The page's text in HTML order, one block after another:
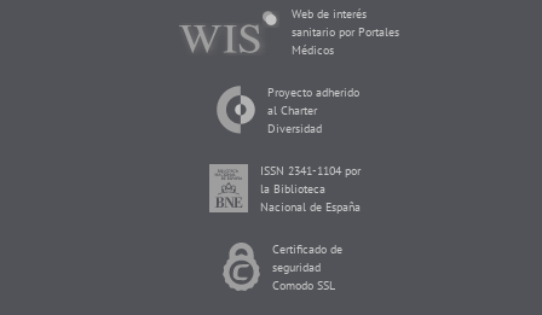
Web de interés
sanitario por Portales
Médicos
Proyecto adherido
al Charter
Diversidad
ISSN 2341-1104 por
la Biblioteca
Nacional de España
Certificado de
seguridad
Comodo SSL